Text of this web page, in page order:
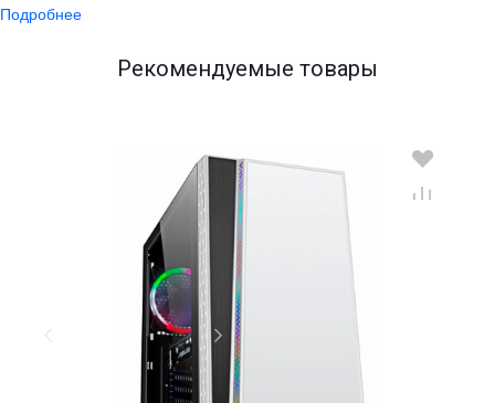
Подробнее
Рекомендуемые товары